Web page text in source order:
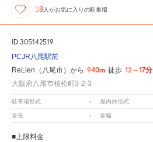
18人がお気に入りの駐車場
ID:305142519
PCJR八尾駅前
ReLien（八尾市）から 940m 徒歩 12～17分
大阪府八尾市植松町3-2-3
駐車場形式 - 屋内外形式
全長 - 全幅
■上限料金